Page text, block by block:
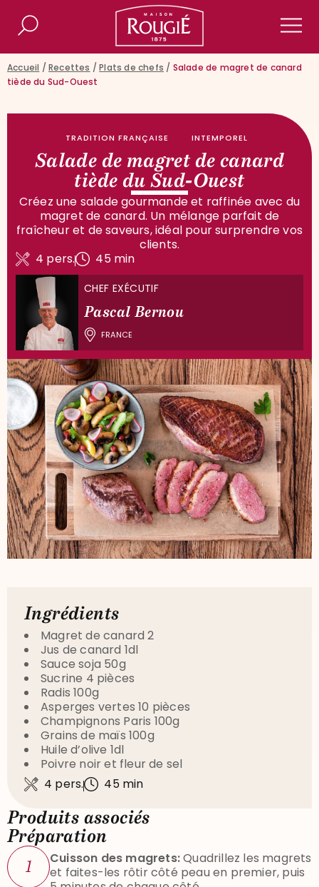
Maison Rougié
Rechercher
Accueil /Recettes /Plats de chefs / Salade de magret de canard
tiède du Sud-Ouest
TRADITION FRANÇAISE INTEMPOREL
Salade de magret de canard
tiède du Sud-Ouest
Créez une salade gourmande et raffinée avec du
magret de canard. Un mélange parfait de
fraîcheur et de saveurs, idéal pour surprendre vos
clients.
4 pers.
45 min
CHEF EXÉCUTIF
Pascal Bernou
FRANCE
Ingrédients
Magret de canard 2
Jus de canard 1dl
Sauce soja 50g
Sucrine 4 pièces
Radis 100g
Asperges vertes 10 pièces
Champignons Paris 100g
Grains de maïs 100g
Huile d’olive 1dl
Poivre noir et fleur de sel
4 pers.
45 min
Produits associés
Préparation
1 Cuisson des magrets:Quadrillez les magrets
et faites-les rôtir côté peau en premier, puis